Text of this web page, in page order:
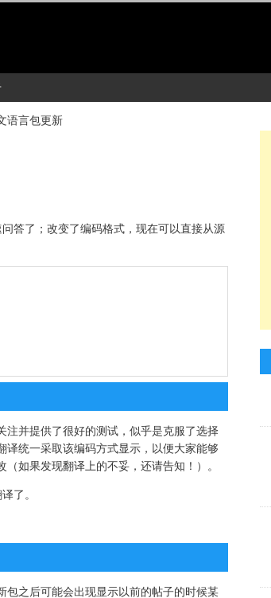
语言包更新
答了；改变了编码格式，现在可以直接从源
注并提供了很好的测试，似乎是克服了选择
译统一采取该编码方式显示，以便大家能够
如果发现翻译上的不妥，还请告知！）。
了。
包之后可能会出现显示以前的帖子的时候某